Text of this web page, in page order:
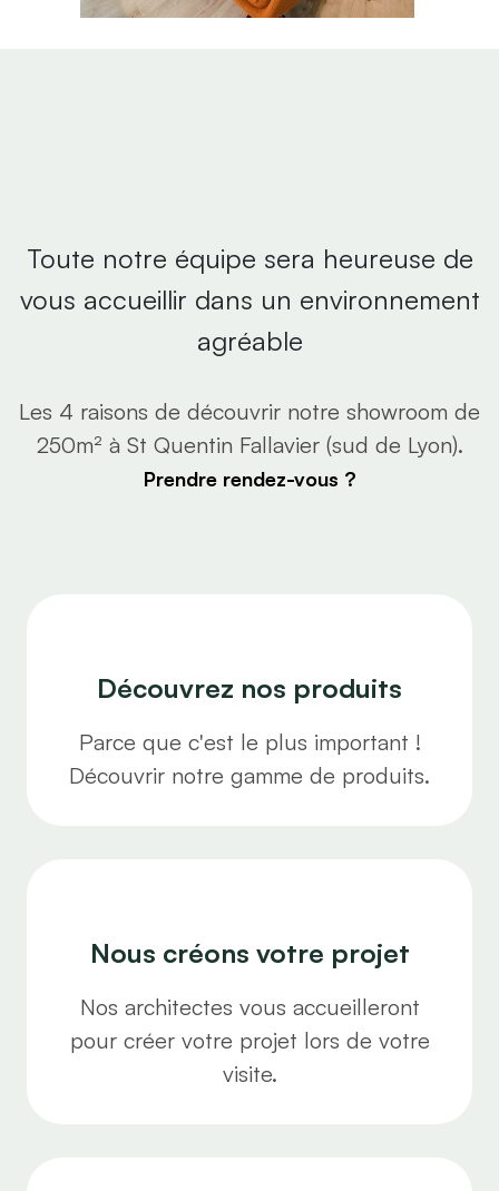
Toute notre équipe sera heureuse de
vous accueillir dans un environnement
agréable
Les 4 raisons de découvrir notre showroom de
250m² à St Quentin Fallavier (sud de Lyon).
Prendre rendez-vous ?
Découvrez nos produits
Parce que c'est le plus important !
Découvrir notre gamme de produits.
Nous créons votre projet
Nos architectes vous accueilleront
pour créer votre projet lors de votre
visite.